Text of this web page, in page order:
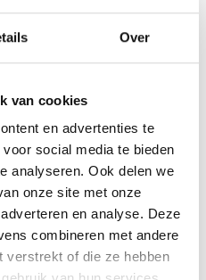
Over
van cookies
en advertenties te
social media te bieden
analyseren. Ook delen we
onze site met onze
en analyse. Deze
combineren met andere
verstrekt of die ze hebben
aan de hand van de
van overgaan.